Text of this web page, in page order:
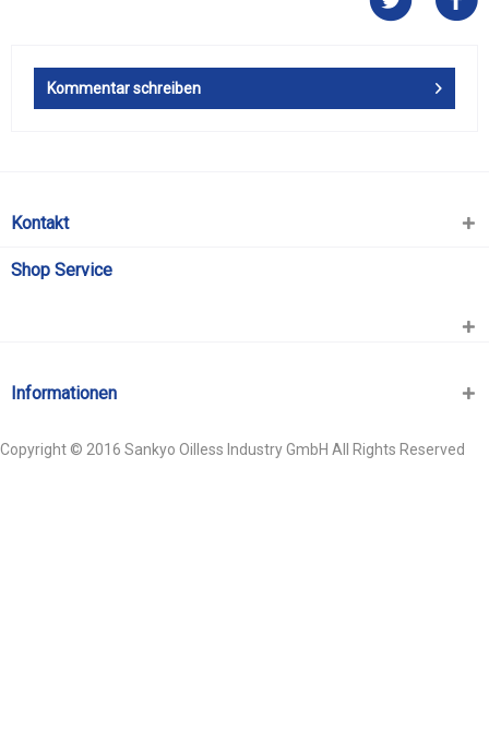
Kommentar schreiben
Kontakt
Shop Service
Informationen
Copyright © 2016 Sankyo Oilless Industry GmbH All Rights Reserved